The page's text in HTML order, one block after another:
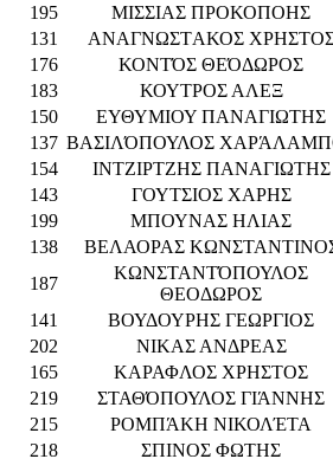
195 ΜΙΣΣΙΑΣ ΠΡΟΚΟΠΟΗΣ
131 ΑΝΑΓΝΩΣΤAΚΟΣ
176 ΚΟΝΤΌΣ ΘΕΌΔΩΡΟΣ
183 ΚΟΥΤΡΟΣ ΑΛΕΞ
150 ΕΥΘΥΜΙΟΥ ΠΑΝΑΓΙΩΤΗΣ
137 ΒΑΣΙΛΌΠΟΥΛΟΣ
154 ΙΝΤΖΙΡΤΖΗΣ ΠΑΝΑΓΙΩΤΗΣ
143 ΓΟΥΤΣΙΟΣ ΧΑΡΗΣ
199 ΜΠΟΥΝΑΣ ΗΛΙΑΣ
138 ΒΕΛΑΟΡΑΣ
187
ΚΩΝΣΤΑΝΤΌΠΟΥΛΟΣ
ΘΕΟΔΩΡΟΣ
141 ΒΟΥΔΟΥΡΗΣ ΓΕΩΡΓΙΟΣ
202 ΝΙΚΑΣ ΑΝΔΡΕΑΣ
165 ΚΑΡΑΦΛΟΣ ΧΡΗΣΤΟΣ
219 ΣΤΑΘΌΠΟΥΛΟΣ ΓΙΆΝΝΗΣ
215 ΡΟΜΠΆΚΗ ΝΙΚΟΛΈΤΑ
218 ΣΠΙΝΟΣ ΦΩΤΗΣ